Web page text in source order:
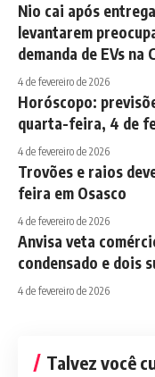
Nio cai após
levantarem
demanda de EVs na
4 de fevereiro de 2026
Horóscopo:
quarta-feira, 4 de
4 de fevereiro de 2026
Trovões e raios
feira em Osasco
4 de fevereiro de 2026
Anvisa veta
condensado e dois
4 de fevereiro de 2026
Talvez você